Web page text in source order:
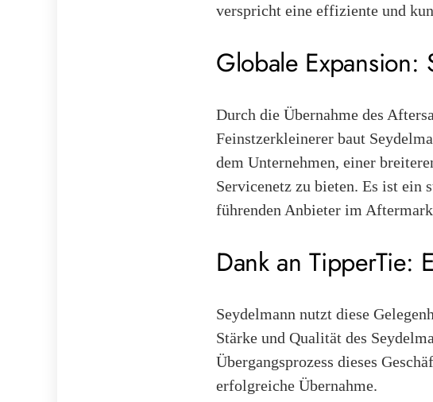
verspricht eine effiziente und
Globale Expansion:
Durch die Übernahme des
Feinstzerkleinerer baut
dem Unternehmen, einer
Servicenetz zu bieten. Es ist ein
führenden Anbieter im
Dank an TipperTie:
Seydelmann nutzt diese
Stärke und Qualität des
Übergangsprozess dieses
erfolgreiche Übernahme.